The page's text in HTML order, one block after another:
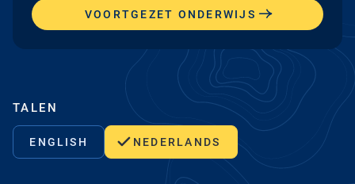
VOORTGEZET ONDERWIJS
TALEN
ENGLISH NEDERLANDS